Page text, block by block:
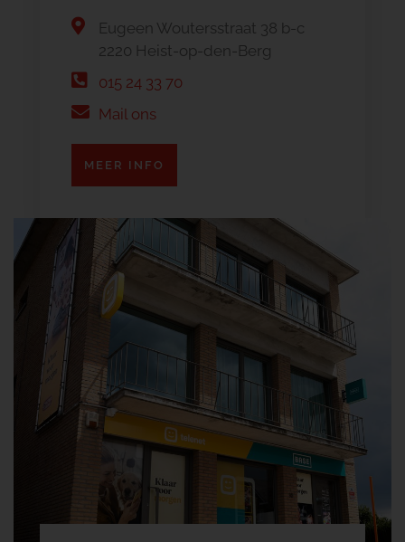
Eugeen Woutersstraat 38 b-c
2220 Heist-op-den-Berg
015 24 33 70
Mail ons
MEER INFO